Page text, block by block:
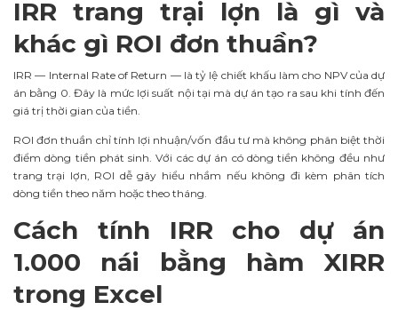
IRR trang trại lợn là gì và
khác gì ROI đơn thuần?
IRR — Internal Rate of Return — là tỷ lệ chiết khấu làm cho NPV của dự
án bằng 0. Đây là mức lợi suất nội tại mà dự án tạo ra sau khi tính đến
giá trị thời gian của tiền.
ROI đơn thuần chỉ tính lợi nhuận/vốn đầu tư mà không phân biệt thời
điểm dòng tiền phát sinh. Với các dự án có dòng tiền không đều như
trang trại lợn, ROI dễ gây hiểu nhầm nếu không đi kèm phân tích
dòng tiền theo năm hoặc theo tháng.
Cách tính IRR cho dự án
1.000 nái bằng hàm XIRR
trong Excel